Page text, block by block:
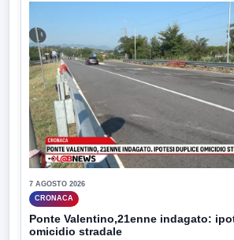
7 AGOSTO 2026
CRONACA
Ponte Valentino,21enne indagato:
omicidio stradale